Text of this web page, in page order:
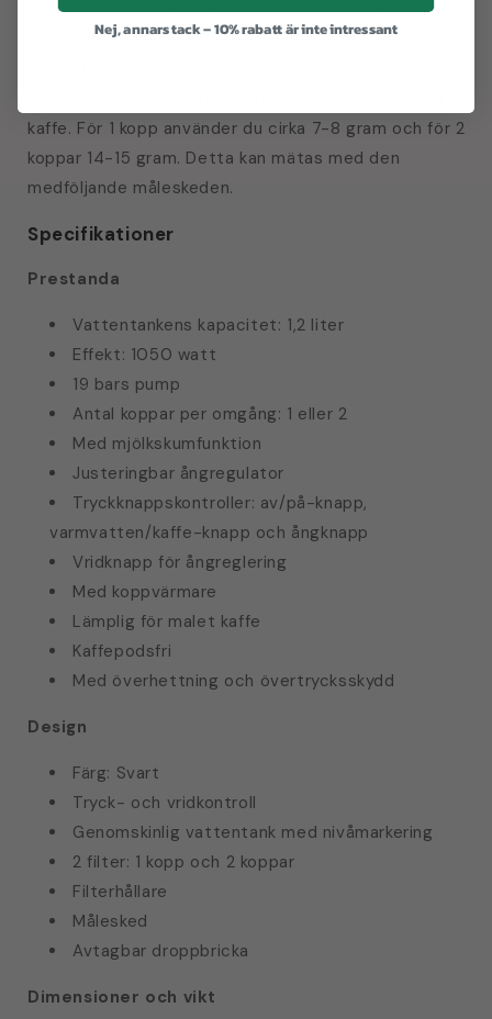
den inte tar upp mycket plats på köksbordet.
Maskinen har dock en vattentank med en generös
kaffe. För 1 kopp använder du cirka 7-8 gram och för 2
koppar 14-15 gram. Detta kan mätas med den
medföljande måleskeden.
Specifikationer
Prestanda
Vattentankens kapacitet: 1,2 liter
Effekt: 1050 watt
19 bars pump
Antal koppar per omgång: 1 eller 2
Med mjölkskumfunktion
Justeringbar ångregulator
Tryckknappskontroller: av/på-knapp,
varmvatten/kaffe-knapp och ångknapp
Vridknapp för ångreglering
Med koppvärmare
Lämplig för malet kaffe
Kaffepodsfri
Med överhettning och övertrycksskydd
Design
Färg: Svart
Tryck- och vridkontroll
Genomskinlig vattentank med nivåmarkering
2 filter: 1 kopp och 2 koppar
Filterhållare
Målesked
Avtagbar droppbricka
Dimensioner och vikt
Nej, annars tack – 10% rabatt är inte intressant